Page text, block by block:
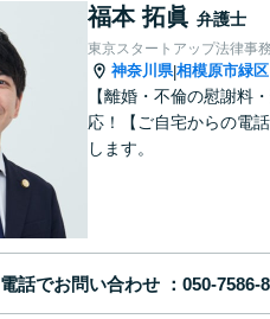
福本 拓眞 弁護士
東京スタートアップ法律事
神奈川県|相模原市緑区
【離婚・不倫の慰謝料
応！【ご自宅からの電
します。
電話でお問い合わせ